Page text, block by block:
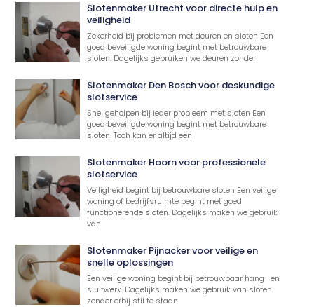
Slotenmaker Utrecht voor directe hulp en
veiligheid
Zekerheid bij problemen met deuren en sloten Een
goed beveiligde woning begint met betrouwbare
sloten. Dagelijks gebruiken we deuren zonder
Slotenmaker Den Bosch voor deskundige
slotservice
Snel geholpen bij ieder probleem met sloten Een
goed beveiligde woning begint met betrouwbare
sloten. Toch kan er altijd een
Slotenmaker Hoorn voor professionele
slotservice
Veiligheid begint bij betrouwbare sloten Een veilige
woning of bedrijfsruimte begint met goed
functionerende sloten. Dagelijks maken we gebruik
van
Slotenmaker Pijnacker voor veilige en
snelle oplossingen
Een veilige woning begint bij betrouwbaar hang- en
sluitwerk. Dagelijks maken we gebruik van sloten
zonder erbij stil te staan